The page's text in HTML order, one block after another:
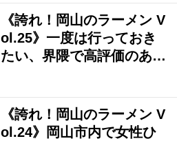
《誇れ！岡山のラーメン V
ol.25》一度は行っておき
たい、界隈で高評価のあ…
《誇れ！岡山のラーメン V
ol.24》岡山市内で女性ひ